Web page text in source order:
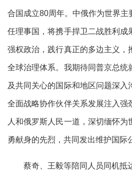
合国成立80周年。中俄作为世界主
任理事国，将携手捍卫二战胜利成
强权政治，践行真正的多边主义，
全球治理体系。我期待同普京总统
及共同关心的国际和地区问题深入
全面战略协作伙伴关系发展注入强
人和俄罗斯人民一道，深切缅怀
勇献身的先烈，共同发出维护国际
蔡奇、王毅等陪同人员同机抵